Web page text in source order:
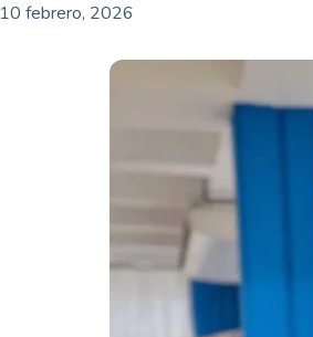
10 febrero, 2026